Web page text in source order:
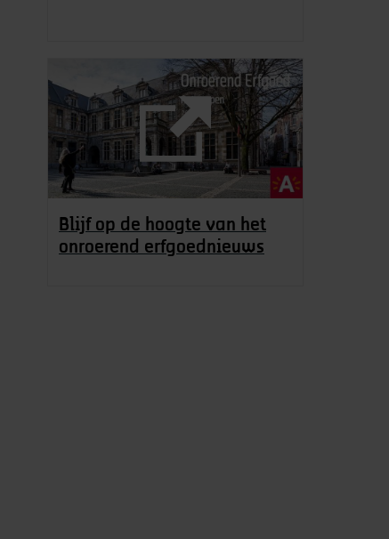
Blijf op de hoogte van het
onroerend erfgoednieuws